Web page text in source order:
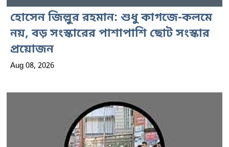
হোসেন জিল্লুর রহমান: শুধু কাগজে-কলমে
নয়, বড় সংস্কারের পাশাপাশি ছোট সংস্কার
প্রয়োজন
Aug 08, 2026